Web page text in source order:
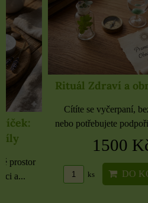
Rituál Zdraví a obnova síly
Cítíte se vyčerpaní, bez energie
nebo potřebujete podpořit své tělo...
1500 Kč
DO KOŠÍKU